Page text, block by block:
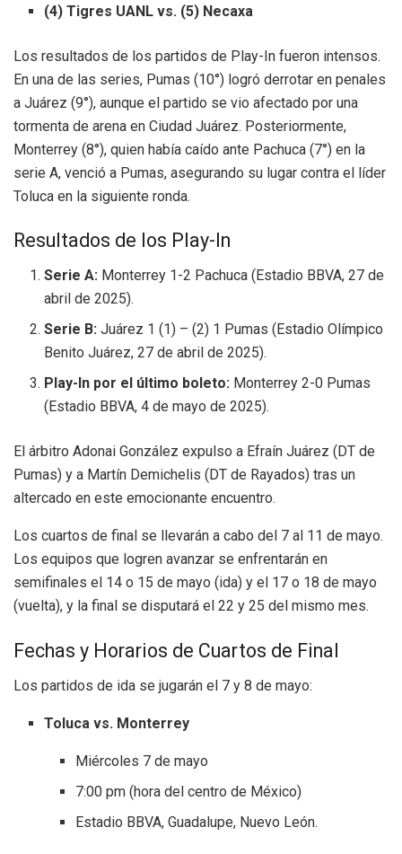
(4) Tigres UANL vs. (5) Necaxa
Los resultados de los partidos de Play-In fueron intensos.
En una de las series, Pumas (10°) logró derrotar en penales
a Juárez (9°), aunque el partido se vio afectado por una
tormenta de arena en Ciudad Juárez. Posteriormente,
Monterrey (8°), quien había caído ante Pachuca (7°) en la
serie A, venció a Pumas, asegurando su lugar contra el líder
Toluca en la siguiente ronda.
Resultados de los Play-In
Serie A: Monterrey 1-2 Pachuca (Estadio BBVA, 27 de
abril de 2025).
Serie B: Juárez 1 (1) – (2) 1 Pumas (Estadio Olímpico
Benito Juárez, 27 de abril de 2025).
Play-In por el último boleto: Monterrey 2-0 Pumas
(Estadio BBVA, 4 de mayo de 2025).
El árbitro Adonai González expulso a Efraín Juárez (DT de
Pumas) y a Martín Demichelis (DT de Rayados) tras un
altercado en este emocionante encuentro.
Los cuartos de final se llevarán a cabo del 7 al 11 de mayo.
Los equipos que logren avanzar se enfrentarán en
semifinales el 14 o 15 de mayo (ida) y el 17 o 18 de mayo
(vuelta), y la final se disputará el 22 y 25 del mismo mes.
Fechas y Horarios de Cuartos de Final
Los partidos de ida se jugarán el 7 y 8 de mayo:
Toluca vs. Monterrey
Miércoles 7 de mayo
7:00 pm (hora del centro de México)
Estadio BBVA, Guadalupe, Nuevo León.